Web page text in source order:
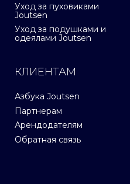
Уход за пуховиками
Joutsen
Уход за подушками и
одеялами Joutsen
КЛИЕНТАМ
Азбука Joutsen
Партнерам
Арендодателям
Обратная связь